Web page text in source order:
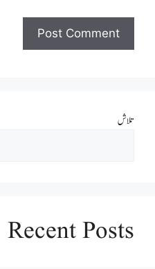
تلاش
Recent Posts